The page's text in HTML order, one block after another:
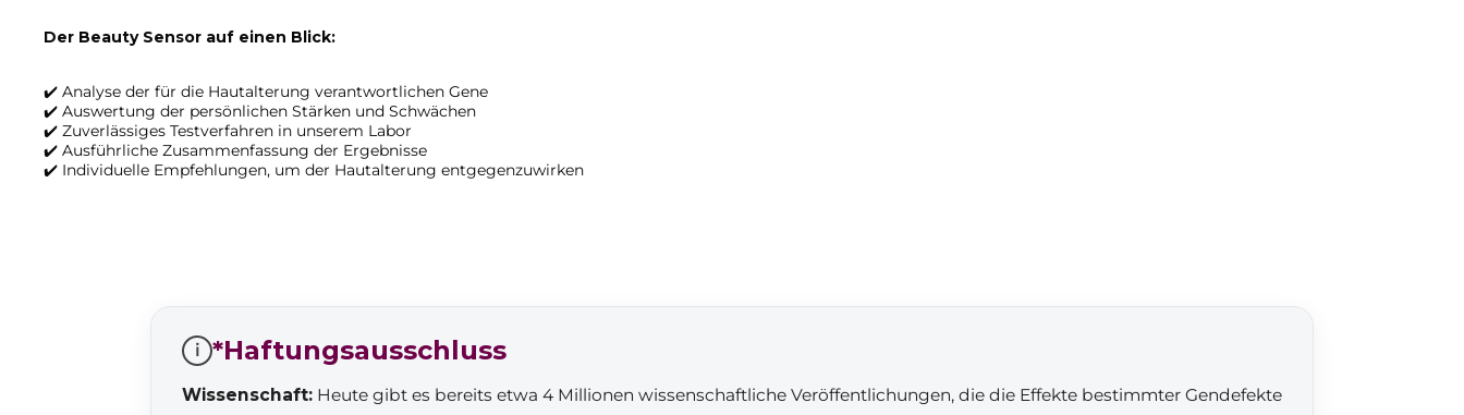
Der Beauty Sensor auf einen Blick:
✔️ Analyse der für die Hautalterung verantwortlichen Gene
✔️ Auswertung der persönlichen Stärken und Schwächen
✔️ Zuverlässiges Testverfahren in unserem Labor
✔️ Ausführliche Zusammenfassung der Ergebnisse
✔️ Individuelle Empfehlungen, um der Hautalterung entgegenzuwirken
i *Haftungsausschluss
Wissenschaft: Heute gibt es bereits etwa 4 Millionen wissenschaftliche Veröffentlichungen, die die Effekte bestimmter Gendefekte